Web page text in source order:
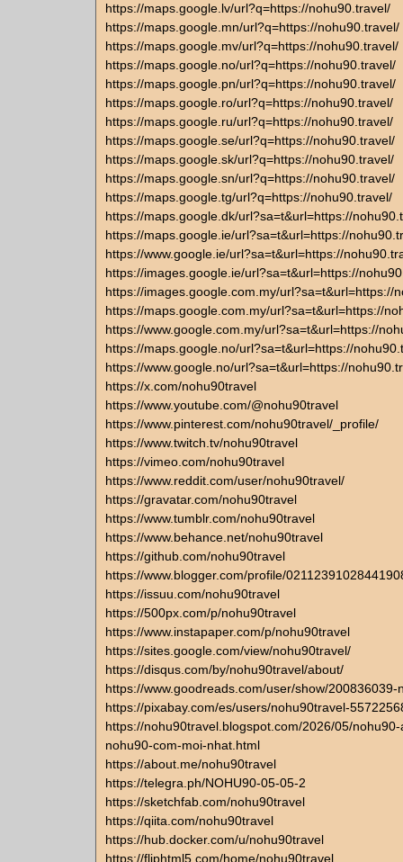
https://maps.google.lv/url?q=https://nohu90.travel/
https://maps.google.mn/url?q=https://nohu90.travel/
https://maps.google.mv/url?q=https://nohu90.travel/
https://maps.google.no/url?q=https://nohu90.travel/
https://maps.google.pn/url?q=https://nohu90.travel/
https://maps.google.ro/url?q=https://nohu90.travel/
https://maps.google.ru/url?q=https://nohu90.travel/
https://maps.google.se/url?q=https://nohu90.travel/
https://maps.google.sk/url?q=https://nohu90.travel/
https://maps.google.sn/url?q=https://nohu90.travel/
https://maps.google.tg/url?q=https://nohu90.travel/
https://maps.google.dk/url?sa=t&url=https://
https://maps.google.ie/url?sa=t&url=https://
https://www.google.ie/url?sa=t&url=https://
https://images.google.ie/url?sa=t&url=https://
https://images.google.com.my/url?sa=t&url=https://
https://maps.google.com.my/url?sa=t&url=https://
https://www.google.com.my/url?sa=t&url=https://
https://maps.google.no/url?sa=t&url=https://
https://www.google.no/url?sa=t&url=https://
https://x.com/nohu90travel
https://www.youtube.com/@nohu90travel
https://www.pinterest.com/nohu90travel/_profile/
https://www.twitch.tv/nohu90travel
https://vimeo.com/nohu90travel
https://www.reddit.com/user/nohu90travel/
https://gravatar.com/nohu90travel
https://www.tumblr.com/nohu90travel
https://www.behance.net/nohu90travel
https://github.com/nohu90travel
https://www.blogger.com/profile/
https://issuu.com/nohu90travel
https://500px.com/p/nohu90travel
https://www.instapaper.com/p/nohu90travel
https://sites.google.com/view/nohu90travel/
https://disqus.com/by/nohu90travel/about/
https://www.goodreads.com/user/show/200836039-
https://pixabay.com/es/users/nohu90travel-
https://nohu90travel.blogspot.com/2026/05/
nohu90-com-moi-nhat.html
https://about.me/nohu90travel
https://telegra.ph/NOHU90-05-05-2
https://sketchfab.com/nohu90travel
https://qiita.com/nohu90travel
https://hub.docker.com/u/nohu90travel
https://fliphtml5.com/home/nohu90travel